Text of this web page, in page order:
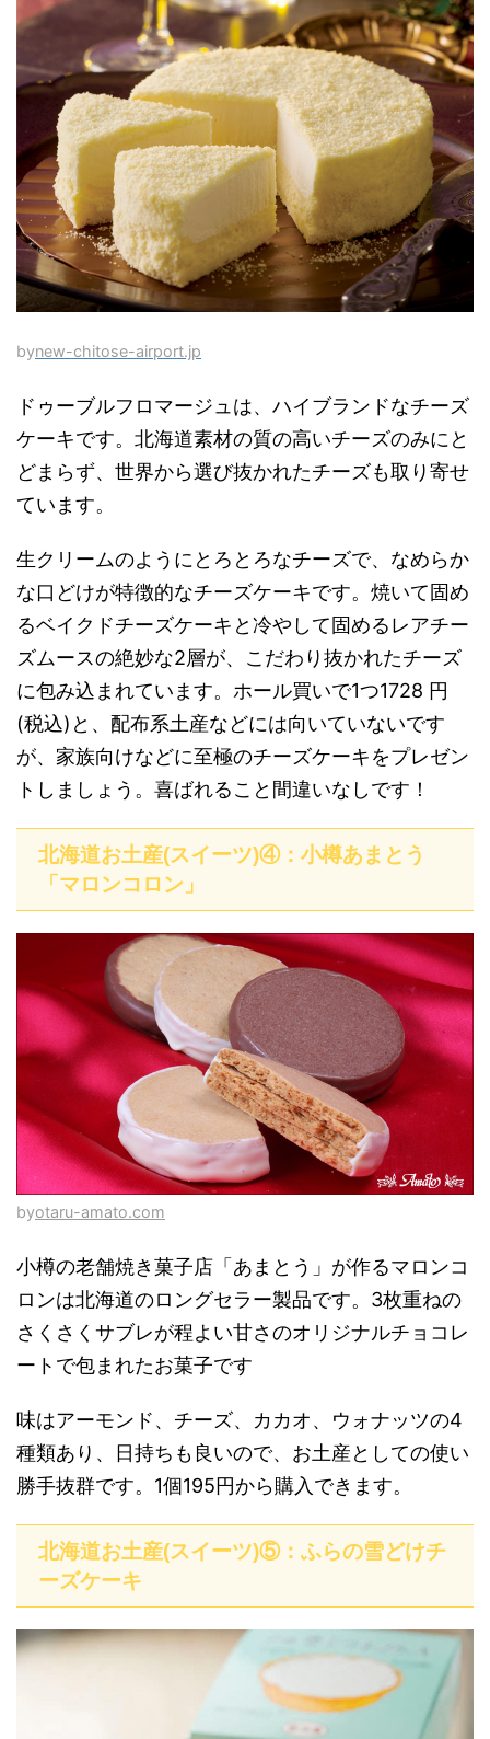
bynew-chitose-airport.jp
ドゥーブルフロマージュは、ハイブランドなチーズ
ケーキです。北海道素材の質の高いチーズのみにと
どまらず、世界から選び抜かれたチーズも取り寄せ
ています。
生クリームのようにとろとろなチーズで、なめらか
な口どけが特徴的なチーズケーキです。焼いて固め
るベイクドチーズケーキと冷やして固めるレアチー
ズムースの絶妙な2層が、こだわり抜かれたチーズ
に包み込まれています。ホール買いで1つ1728 円
(税込)と、配布系土産などには向いていないです
が、家族向けなどに至極のチーズケーキをプレゼン
トしましょう。喜ばれること間違いなしです！
北海道お土産(スイーツ)④：小樽あまとう
「マロンコロン」
byotaru-amato.com
小樽の老舗焼き菓子店「あまとう」が作るマロンコ
ロンは北海道のロングセラー製品です。3枚重ねの
さくさくサブレが程よい甘さのオリジナルチョコレ
ートで包まれたお菓子です
味はアーモンド、チーズ、カカオ、ウォナッツの4
種類あり、日持ちも良いので、お土産としての使い
勝手抜群です。1個195円から購入できます。
北海道お土産(スイーツ)⑤：ふらの雪どけチ
ーズケーキ